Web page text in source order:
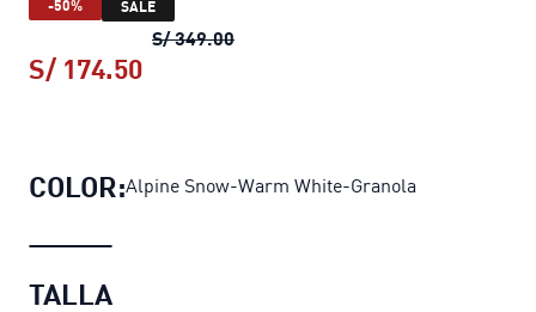
-50% SALE
S/ 349.00Zapatillas CA Match Suede unisex
S/ 174.50
COLOR:Alpine Snow-Warm White-Granola
TALLA